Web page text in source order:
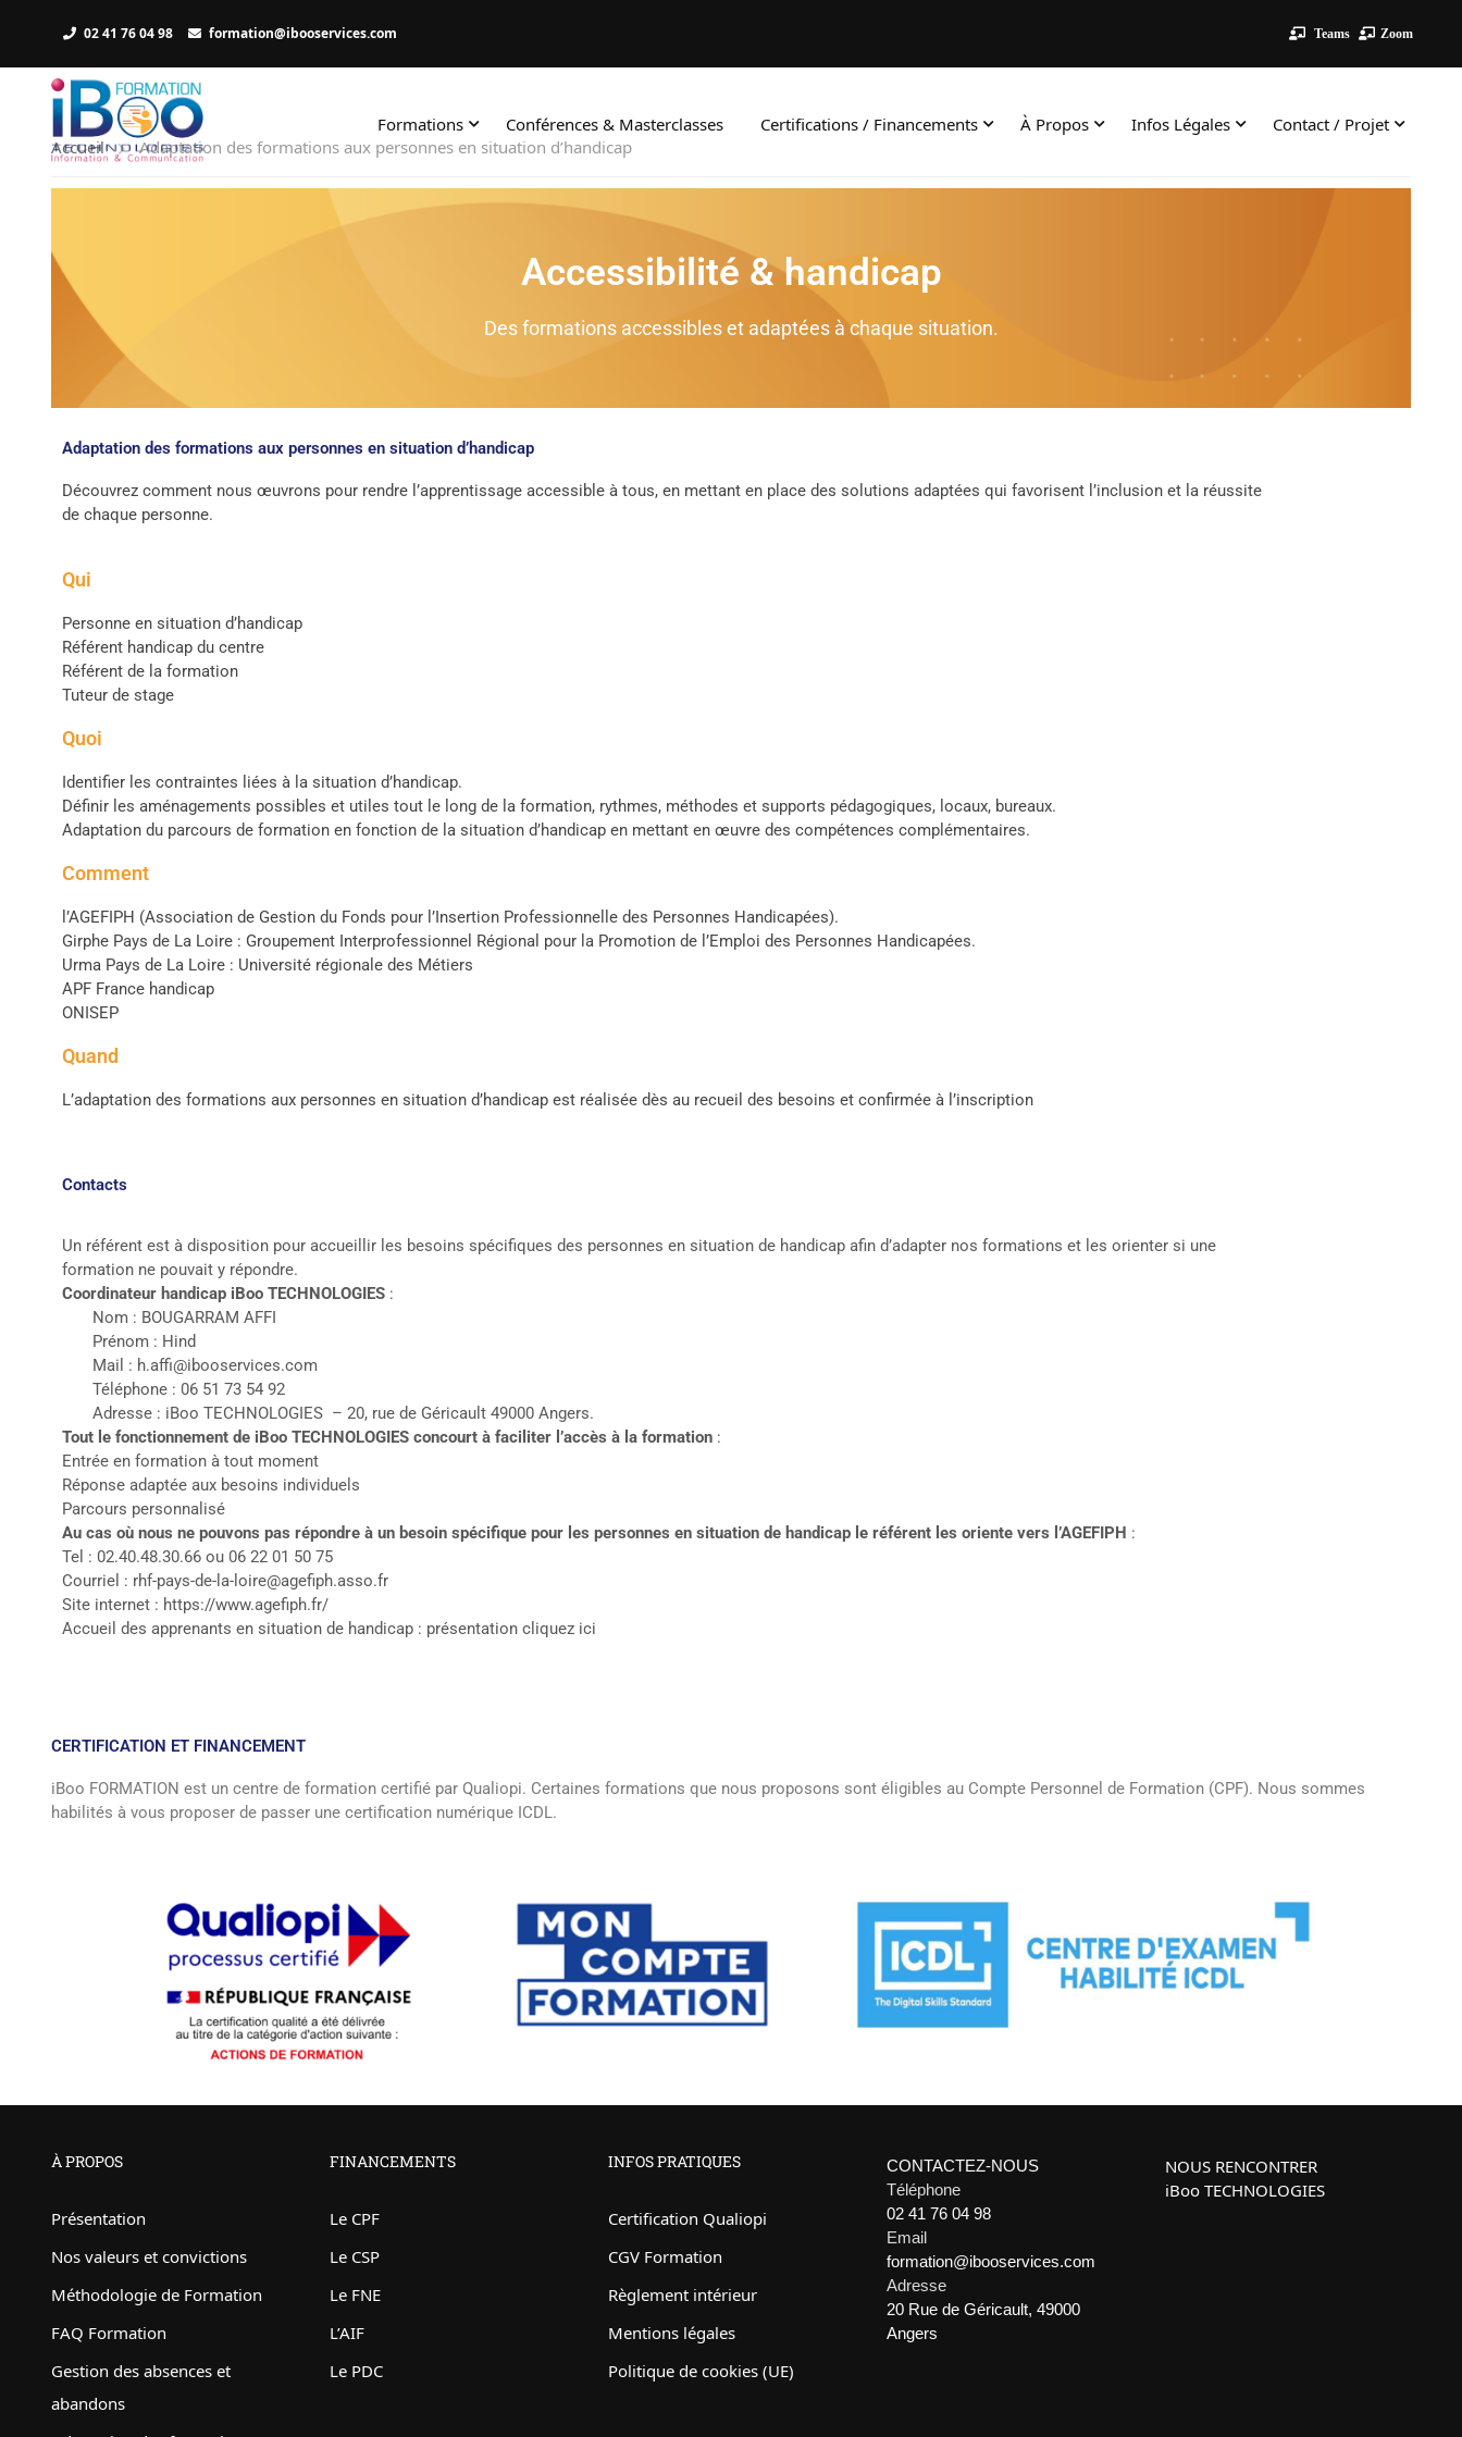
02 41 76 04 98 formation@ibooservices.com Teams Zoom
Formations Conférences & Masterclasses Certifications / Financements À Propos Infos Légales
Contact / Projet
Accueil
Adaptation des formations aux personnes en situation d’handicap
Accessibilité & handicap
Des formations accessibles et adaptées à chaque situation.
Adaptation des formations aux personnes en situation d’handicap
Découvrez comment nous œuvrons pour rendre l’apprentissage accessible à tous, en mettant en place des solutions adaptées qui favorisent l’inclusion et la réussite
de chaque personne.
Qui
Personne en situation d’handicap
Référent handicap du centre
Référent de la formation
Tuteur de stage
Quoi
Identifier les contraintes liées à la situation d’handicap.
Définir les aménagements possibles et utiles tout le long de la formation, rythmes, méthodes et supports pédagogiques, locaux, bureaux.
Adaptation du parcours de formation en fonction de la situation d’handicap en mettant en œuvre des compétences complémentaires.
Comment
l’AGEFIPH (Association de Gestion du Fonds pour l’Insertion Professionnelle des Personnes Handicapées).
Girphe Pays de La Loire : Groupement Interprofessionnel Régional pour la Promotion de l’Emploi des Personnes Handicapées.
Urma Pays de La Loire : Université régionale des Métiers
APF France handicap
ONISEP
Quand
L’adaptation des formations aux personnes en situation d’handicap est réalisée dès au recueil des besoins et confirmée à l’inscription
Contacts
Un référent est à disposition pour accueillir les besoins spécifiques des personnes en situation de handicap afin d’adapter nos formations et les orienter si une
formation ne pouvait y répondre.
Coordinateur handicap iBoo TECHNOLOGIES :
Nom : BOUGARRAM AFFI
Prénom : Hind
Mail : h.affi@ibooservices.com
Téléphone : 06 51 73 54 92
Adresse : iBoo TECHNOLOGIES – 20, rue de Géricault 49000 Angers.
Tout le fonctionnement de iBoo TECHNOLOGIES concourt à faciliter l’accès à la formation :
Entrée en formation à tout moment
Réponse adaptée aux besoins individuels
Parcours personnalisé
Au cas où nous ne pouvons pas répondre à un besoin spécifique pour les personnes en situation de handicap le référent les oriente vers l’AGEFIPH :
Tel : 02.40.48.30.66 ou 06 22 01 50 75
Courriel : rhf-pays-de-la-loire@agefiph.asso.fr
Site internet : https://www.agefiph.fr/
Accueil des apprenants en situation de handicap : présentation cliquez ici
CERTIFICATION ET FINANCEMENT
iBoo FORMATION est un centre de formation certifié par Qualiopi. Certaines formations que nous proposons sont éligibles au Compte Personnel de Formation (CPF). Nous sommes
habilités à vous proposer de passer une certification numérique ICDL.
À PROPOS
Présentation
Nos valeurs et convictions
Méthodologie de Formation
FAQ Formation
Gestion des absences et
abandons
FINANCEMENTS
Le CPF
Le CSP
Le FNE
L’AIF
Le PDC
INFOS PRATIQUES
Certification Qualiopi
CGV Formation
Règlement intérieur
Mentions légales
Politique de cookies (UE)
CONTACTEZ-NOUS
Téléphone
02 41 76 04 98
Email
formation@ibooservices.com
Adresse
20 Rue de Géricault, 49000
Angers
NOUS RENCONTRER
iBoo TECHNOLOGIES